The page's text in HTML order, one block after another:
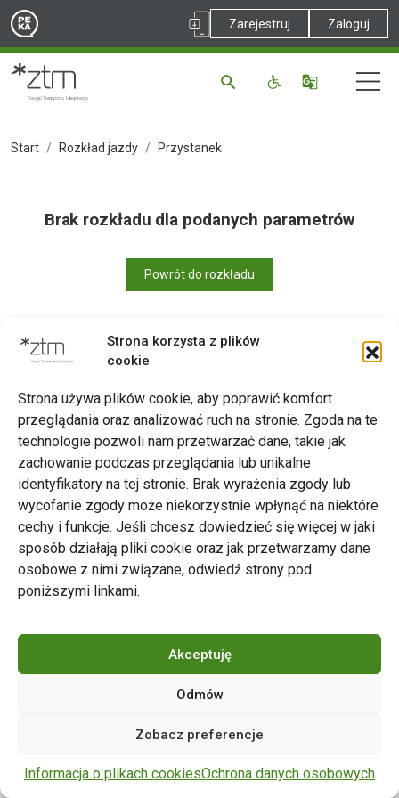
Strona korzysta z plików
cookie
Strona używa plików cookie, aby poprawić komfort
przeglądania oraz analizować ruch na stronie. Zgoda na te
technologie pozwoli nam przetwarzać dane, takie jak
zachowanie podczas przeglądania lub unikalne
identyfikatory na tej stronie. Brak wyrażenia zgody lub
wycofanie zgody może niekorzystnie wpłynąć na niektóre
cechy i funkcje. Jeśli chcesz dowiedzieć się więcej w jaki
sposób działają pliki cookie oraz jak przetwarzamy dane
osobowe z nimi związane, odwiedź strony pod
poniższymi linkami.
Akceptuję
Odmów
Zobacz preferencje
Informacja o plikach cookiesOchrona danych osobowych
Zarejestruj Zaloguj
Start Rozkład jazdy Przystanek
Brak rozkładu dla podanych parametrów
Powrót do rozkładu
Zarząd Transportu Miejskiego w Poznaniu
Napisz do nas
tel. 61 646 33 44
ul. Matejki 59, 60-770 Poznań
zastrzeżone.